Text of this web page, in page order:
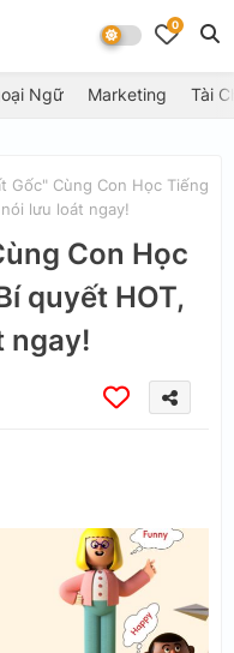
0
Ngữ Marketing Tài
Gốc" Cùng Con Học Tiếng
lưu loát ngay!
Con Học
quyết HOT,
ngay!